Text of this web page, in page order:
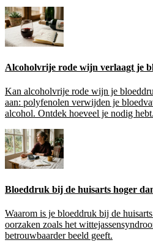
Alcoholvrije rode wijn verlaagt je
Kan alcoholvrije rode wijn je
aan: polyfenolen verwijden je
alcohol. Ontdek hoeveel je nodig hebt.
Bloeddruk bij de huisarts hoger
Waarom is je bloeddruk bij de
oorzaken zoals het
betrouwbaarder beeld geeft.